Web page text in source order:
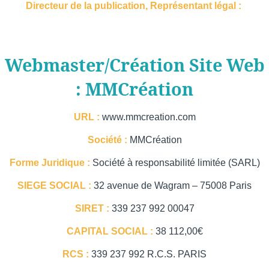
Directeur de la publication, Représentant légal :
Webmaster/Création Site Web
: MMCréation
URL : www.mmcreation.com
Société : MMCréation
Forme Juridique : Société à responsabilité limitée (SARL)
SIEGE SOCIAL : 32 avenue de Wagram – 75008 Paris
SIRET : 339 237 992 00047
CAPITAL SOCIAL : 38 112,00€
RCS : 339 237 992 R.C.S. PARIS